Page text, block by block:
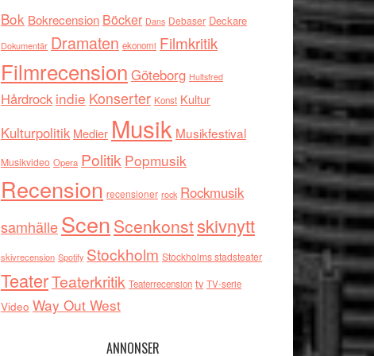
Bok Bokrecension Böcker Dans Debaser Deckare
Dokumentär Dramaten ekonomi Filmkritik
Filmrecension Göteborg Hultsfred
Hårdrock indie Konserter Konst Kultur
Kulturpolitik Medier Musik Musikfestival
Musikvideo Opera Politik Popmusik
Recension recensioner rock Rockmusik
samhälleScen Scenkonstskivnytt
skivrecension Spotify Stockholm Stockholms stadsteater
TeaterTeaterkritik Teaterrecension tv TV-serie
Video Way Out West
ANNONSER